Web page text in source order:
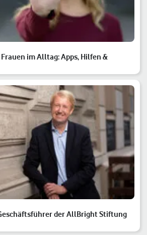
im Alltag: Apps, Hilfen &
der AllBright Stiftung